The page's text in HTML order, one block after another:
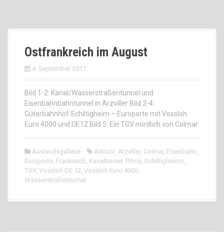
Ostfrankreich im August
4. September 2017
Bild 1-2: Kanal/Wasserstraßentunnel und
Eisenbahnbahntunnel in Arzviller Bild 3-4:
Güterbahnhof Schiltigheim – Europorte mit Vossloh
Euro 4000 und DE12 Bild 5: Ein TGV nördlich von Colmar
Auslandsgallerie Alstom, Arzviller, Colmar, Eisenbahn,
Europorte, Frankreich, Kanaltunnel , Prima, Schiltigheiom,
TGV, Vossloh DE 12, Vossloh Euro 4000,
Wasserstraßentunnel